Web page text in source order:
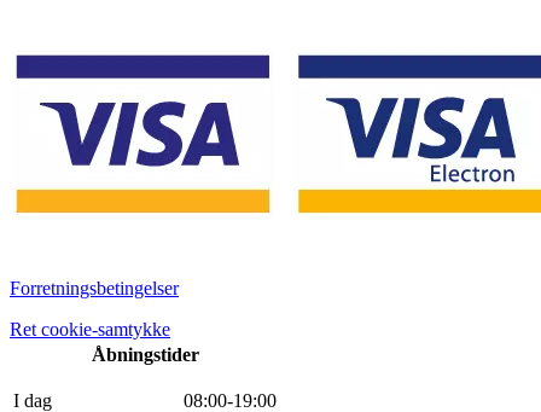
Forretningsbetingelser
Ret cookie-samtykke
Åbningstider
I dag 08:00-19:00